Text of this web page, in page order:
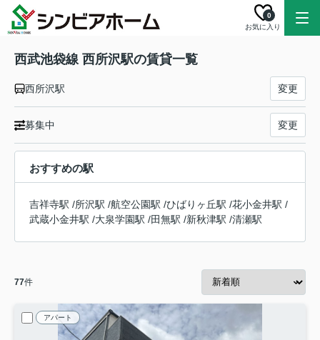
お気に入り
0
西武池袋線 西所沢駅の賃貸一覧
西所沢駅 変更
募集中 変更
おすすめの駅
吉祥寺駅 /所沢駅 /航空公園駅 /ひばりヶ丘駅 /花小金井駅 /
武蔵小金井駅 /大泉学園駅 /田無駅 /新秋津駅 /清瀬駅
77件
アパート